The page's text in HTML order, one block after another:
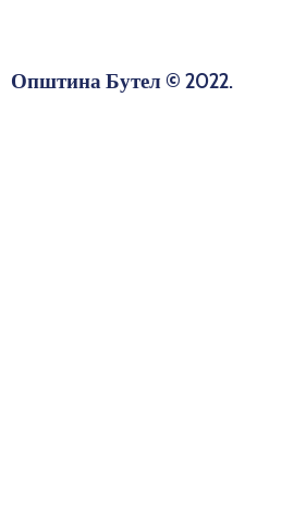
Општина Бутел © 2022.